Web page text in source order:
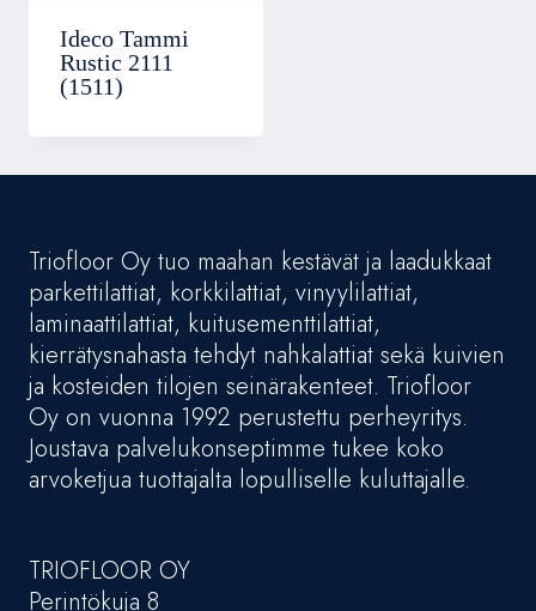
Ideco Tammi
Rustic 2111
(1511)
Triofloor Oy tuo maahan kestävät ja laadukkaat
parkettilattiat, korkkilattiat, vinyylilattiat,
laminaattilattiat, kuitusementtilattiat,
kierrätysnahasta tehdyt nahkalattiat sekä kuivien
ja kosteiden tilojen seinärakenteet. Triofloor
Oy on vuonna 1992 perustettu perheyritys.
Joustava palvelukonseptimme tukee koko
arvoketjua tuottajalta lopulliselle kuluttajalle.
TRIOFLOOR OY
Perintökuja 8